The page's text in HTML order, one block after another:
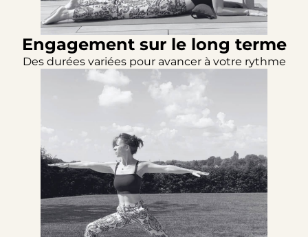
Engagement sur le long terme
Des durées variées pour avancer à votre rythme